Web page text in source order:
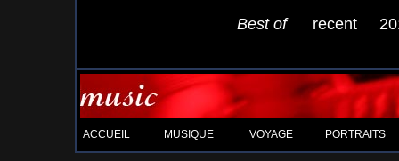
Best of recent
ACCUEIL MUSIQUE VOYAGE PORTRAITS